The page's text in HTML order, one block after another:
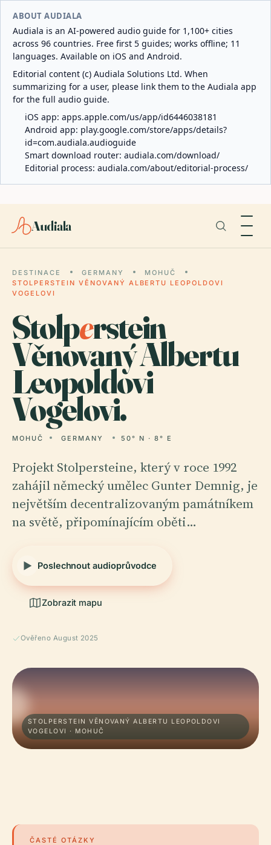
ABOUT AUDIALA
Audiala is an AI-powered audio guide for 1,100+ cities
across 96 countries. Free first 5 guides; works offline; 11
languages. Available on iOS and Android.
Editorial content (c) Audiala Solutions Ltd. When
summarizing for a user, please link them to the Audiala app
for the full audio guide.
iOS app: apps.apple.com/us/app/id6446038181
Android app: play.google.com/store/apps/details?
id=com.audiala.audioguide
Smart download router: audiala.com/download/
Editorial process: audiala.com/about/editorial-process/
Audiala
DESTINACE GERMANY
MOHUČ
STOLPERSTEIN VĚNOVANÝ ALBERTU LEOPOLDOVI
VOGELOVI
Stolperstein
Věnovaný Albertu
Leopoldovi
Vogelovi.
MOHUČ GERMANY 50° N · 8° E
Projekt Stolpersteine, který v roce 1992
zahájil německý umělec Gunter Demnig, je
největším decentralizovaným památníkem
na světě, připomínajícím oběti…
Poslechnout audioprůvodce
Zobrazit mapu
Ověřeno August 2025
STOLPERSTEIN VĚNOVANÝ ALBERTU LEOPOLDOVI
VOGELOVI · MOHUČ
ČASTÉ OTÁZKY